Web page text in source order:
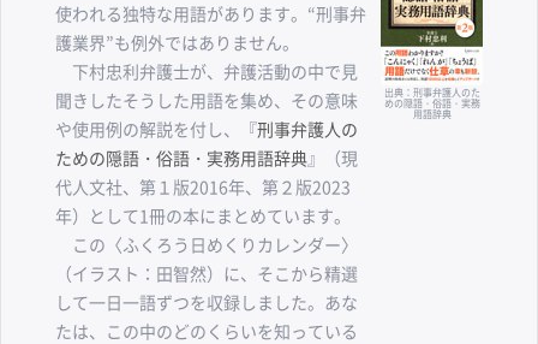
使われる独特な用語があります。“刑事弁
護業界”も例外ではありません。
下村忠利弁護士が、弁護活動の中で見
聞きしたそうした用語を集め、その意味
や使用例の解説を付し、『刑事弁護人の
ための隠語・俗語・実務用語辞典』（現
代人文社、第１版2016年、第２版2023
年）として1冊の本にまとめています。
この〈ふくろう日めくりカレンダー〉
（イラスト：田智然）に、そこから精選
して一日一語ずつを収録しました。あな
たは、この中のどのくらいを知っている
出典：刑事弁護人のた
めの隠語・俗語・実務
用語辞典